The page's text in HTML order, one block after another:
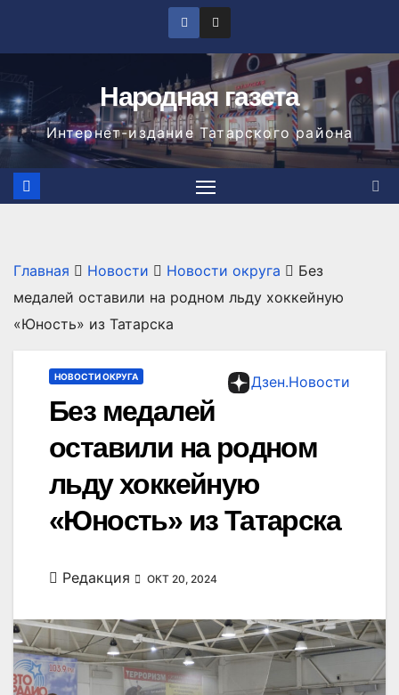
Народная газета
Интернет-издание Татарского района
Главная Новости Новости округа
Без
медалей оставили на родном льду хоккейную
«Юность» из Татарска
Дзен.Новости
НОВОСТИ ОКРУГА
Без медалей
оставили на родном
льду хоккейную
«Юность» из Татарска
Редакция ОКТ 20, 2024